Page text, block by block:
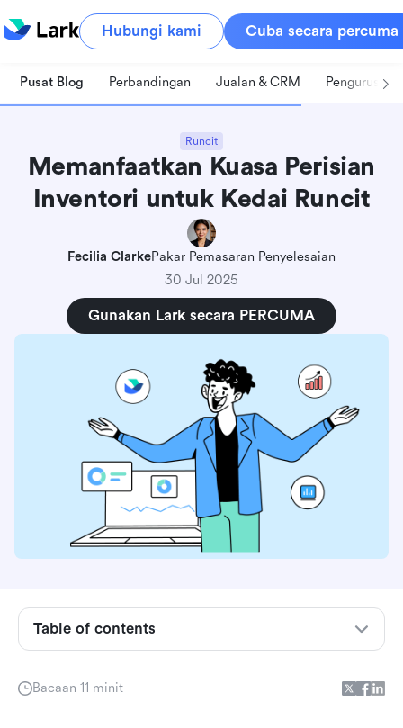
Hubungi kami Cuba secara percuma
Pusat Blog Perbandingan Jualan & CRM Pengurusan
Runcit
Memanfaatkan Kuasa Perisian
Inventori untuk Kedai Runcit
Fecilia ClarkePakar Pemasaran Penyelesaian
30 Jul 2025
Gunakan Lark secara PERCUMA
Bacaan 11 minit
Table of contents
Apa itu perisian inventori?
inventori runcit
meningkatkan pengurusan runcit